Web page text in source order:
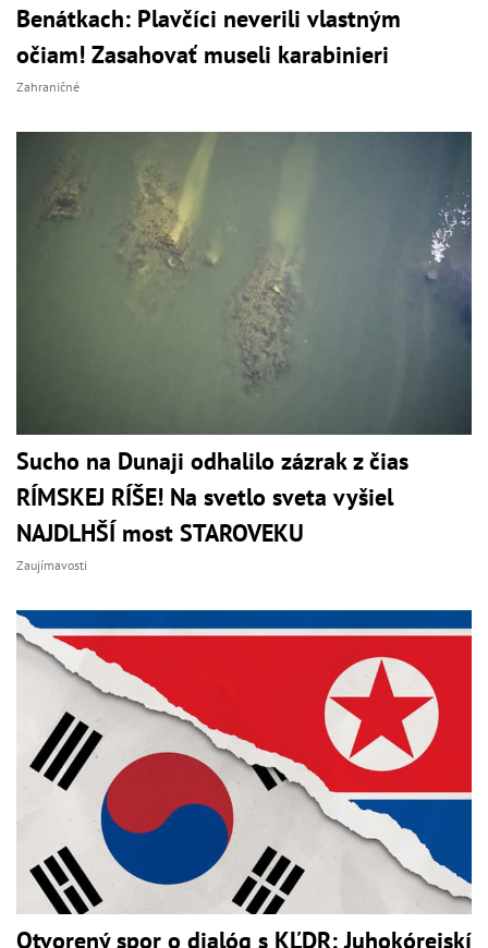
Benátkach: Plavčíci neverili vlastným
očiam! Zasahovať museli karabinieri
Zahraničné
Sucho na Dunaji odhalilo zázrak z čias
RÍMSKEJ RÍŠE! Na svetlo sveta vyšiel
NAJDLHŠÍ most STAROVEKU
Zaujímavosti
Otvorený spor o dialóg s KĽDR: Juhokórejskí